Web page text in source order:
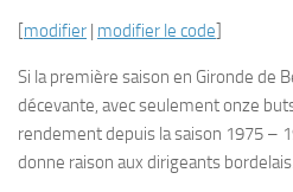
[modifier | modifier le code]
Si la première saison en Gironde de
décevante, avec seulement onze
rendement depuis la saison 1975 –
donne raison aux dirigeants bordelais.